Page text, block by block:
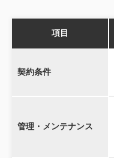
項目
契約条件
管理・メンテナンス